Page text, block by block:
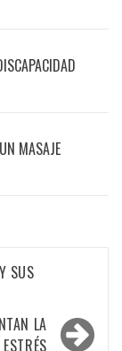
MASAJE
SUS
LA